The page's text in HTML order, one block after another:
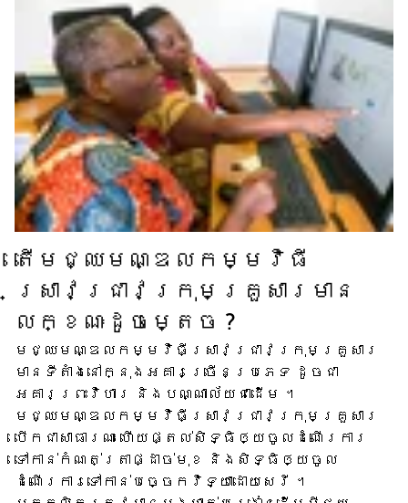
តើ​មជ្ឈមណ្ឌល​កម្មវិធី​
ស្រាវជ្រាវ​ក្រុមគ្រួសារ​មាន​
លក្ខណៈ​ដូចម្តេច ?
មជ្ឈមណ្ឌល​កម្មវិធី​ស្រាវជ្រាវ​ក្រុមគ្រួសារ​
មាន​ទីតាំង​នៅក្នុង​អគារ​ច្រើន​ប្រភេទ ដូចជា​
អគារ​ព្រះវិហារ និង​បណ្ណាល័យ​ជាដើម ។
មជ្ឈមណ្ឌល​កម្មវិធី​ស្រាវជ្រាវ​ក្រុមគ្រួសារ​
បើក​ជា​សាធារណៈ ហើយ​ផ្តល់​សិទ្ធិ​ឲ្យ​ចូល​ដំណើរការ​
ទៅកាន់​កំណត់ត្រា​ផ្ដាច់មុខ និង​សិទ្ធិ​ឲ្យ​ចូល​
ដំណើរការ​ទៅ​កាន់​បច្ចេកវិទ្យា​ដោយសេរី ។